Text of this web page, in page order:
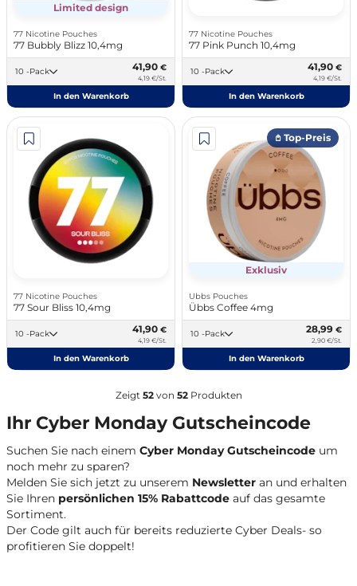
Limited design
77 Nicotine Pouches
77 Bubbly Blizz 10,4mg
10 -Pack 41,90 €
4,19 €/St.
In den Warenkorb
77 Nicotine Pouches
77 Pink Punch 10,4mg
10 -Pack 41,90 €
4,19 €/St.
In den Warenkorb
77 Nicotine Pouches
77 Sour Bliss 10,4mg
10 -Pack 41,90 €
4,19 €/St.
In den Warenkorb
𖤘 Top-Preis
Exklusiv
Ubbs Pouches
Übbs Coffee 4mg
10 -Pack 28,99 €
2,90 €/St.
In den Warenkorb
Zeigt 52von 52 Produkten
Ihr Cyber Monday Gutscheincode
Suchen Sie nach einem Cyber Monday Gutscheincode um
noch mehr zu sparen?
Melden Sie sich jetzt zu unserem Newsletter an und erhalten
Sie Ihren persönlichen 15% Rabattcode auf das gesamte
Sortiment.
Der Code gilt auch für bereits reduzierte Cyber Deals- so
profitieren Sie doppelt!